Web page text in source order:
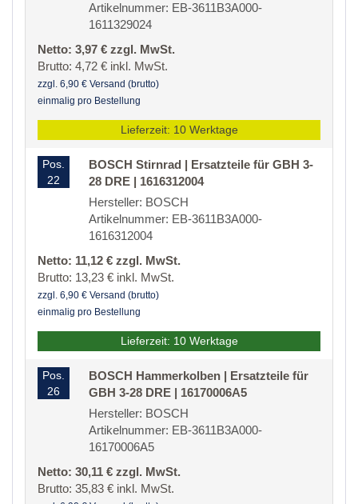
Artikelnummer: EB-3611B3A000-
1611329024
Netto: 3,97 € zzgl. MwSt.
Brutto: 4,72 € inkl. MwSt.
zzgl. 6,90 € Versand (brutto)
einmalig pro Bestellung
Lieferzeit: 10 Werktage
Pos.
22
BOSCH Stirnrad | Ersatzteile für GBH 3-
28 DRE | 1616312004
Hersteller: BOSCH
Artikelnummer: EB-3611B3A000-
1616312004
Netto: 11,12 € zzgl. MwSt.
Brutto: 13,23 € inkl. MwSt.
zzgl. 6,90 € Versand (brutto)
einmalig pro Bestellung
Lieferzeit: 10 Werktage
Pos.
26
BOSCH Hammerkolben | Ersatzteile für
GBH 3-28 DRE | 16170006A5
Hersteller: BOSCH
Artikelnummer: EB-3611B3A000-
16170006A5
Netto: 30,11 € zzgl. MwSt.
Brutto: 35,83 € inkl. MwSt.